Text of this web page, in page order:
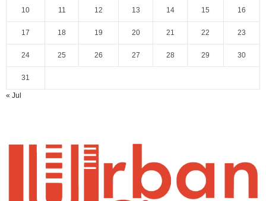
10 11 12 13 14 15 16
17 18 19 20 21 22 23
24 25 26 27 28 29 30
31
« Jul